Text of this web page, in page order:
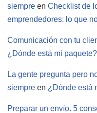
siempre en Checklist de
emprendedores: lo que
Comunicación con tu
¿Dónde está mi paquete?
La gente pregunta pero
siempre en ¿Dónde está
Preparar un envío. 5